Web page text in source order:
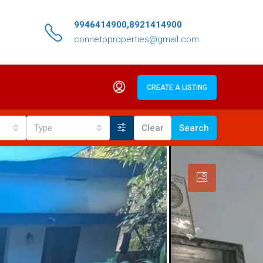
9946414900,8921414900
connetpproperties@gmail.com
CREATE A LISTING
Type Clear Search